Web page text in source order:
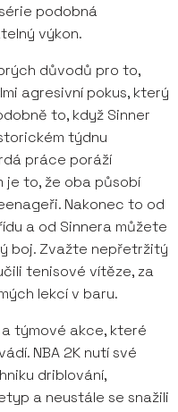
podobná
výkon.
důvodů pro to,
agresivní pokus, který
to, když Sinner
týdnu
práce poráží
je to, že oba působí
Nakonec to od
a od Sinnera můžete
boj. Zvažte nepřetržitý
tenisové vítěze, za
lekcí v baru.
týmové akce, které
NBA 2K nutí své
​​driblování,
a neustále se snažili